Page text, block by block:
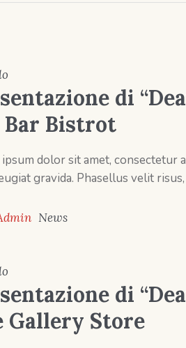
di
Bar Bistrot
dolor sit amet, consectetur
gravida. Phasellus velit
News
di
Gallery Store